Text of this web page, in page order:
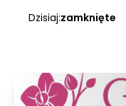
Dzisiaj:zamknięte